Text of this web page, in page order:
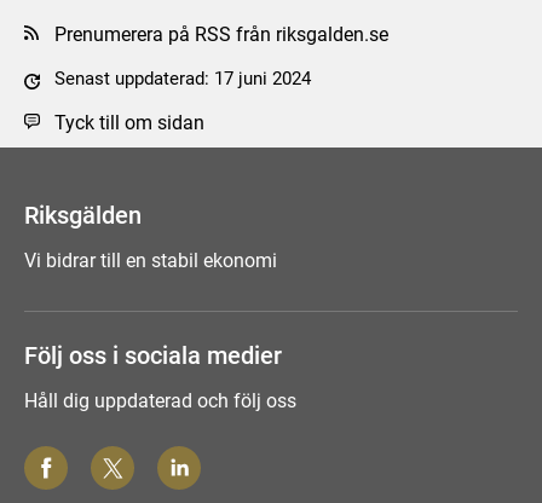
Prenumerera på RSS från riksgalden.se
Senast uppdaterad: 17 juni 2024
Tyck till om sidan
Riksgälden
Vi bidrar till en stabil ekonomi
Följ oss i sociala medier
Håll dig uppdaterad och följ oss